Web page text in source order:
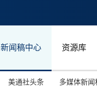
新闻稿中心 资源库
美通社头条 多媒体新闻